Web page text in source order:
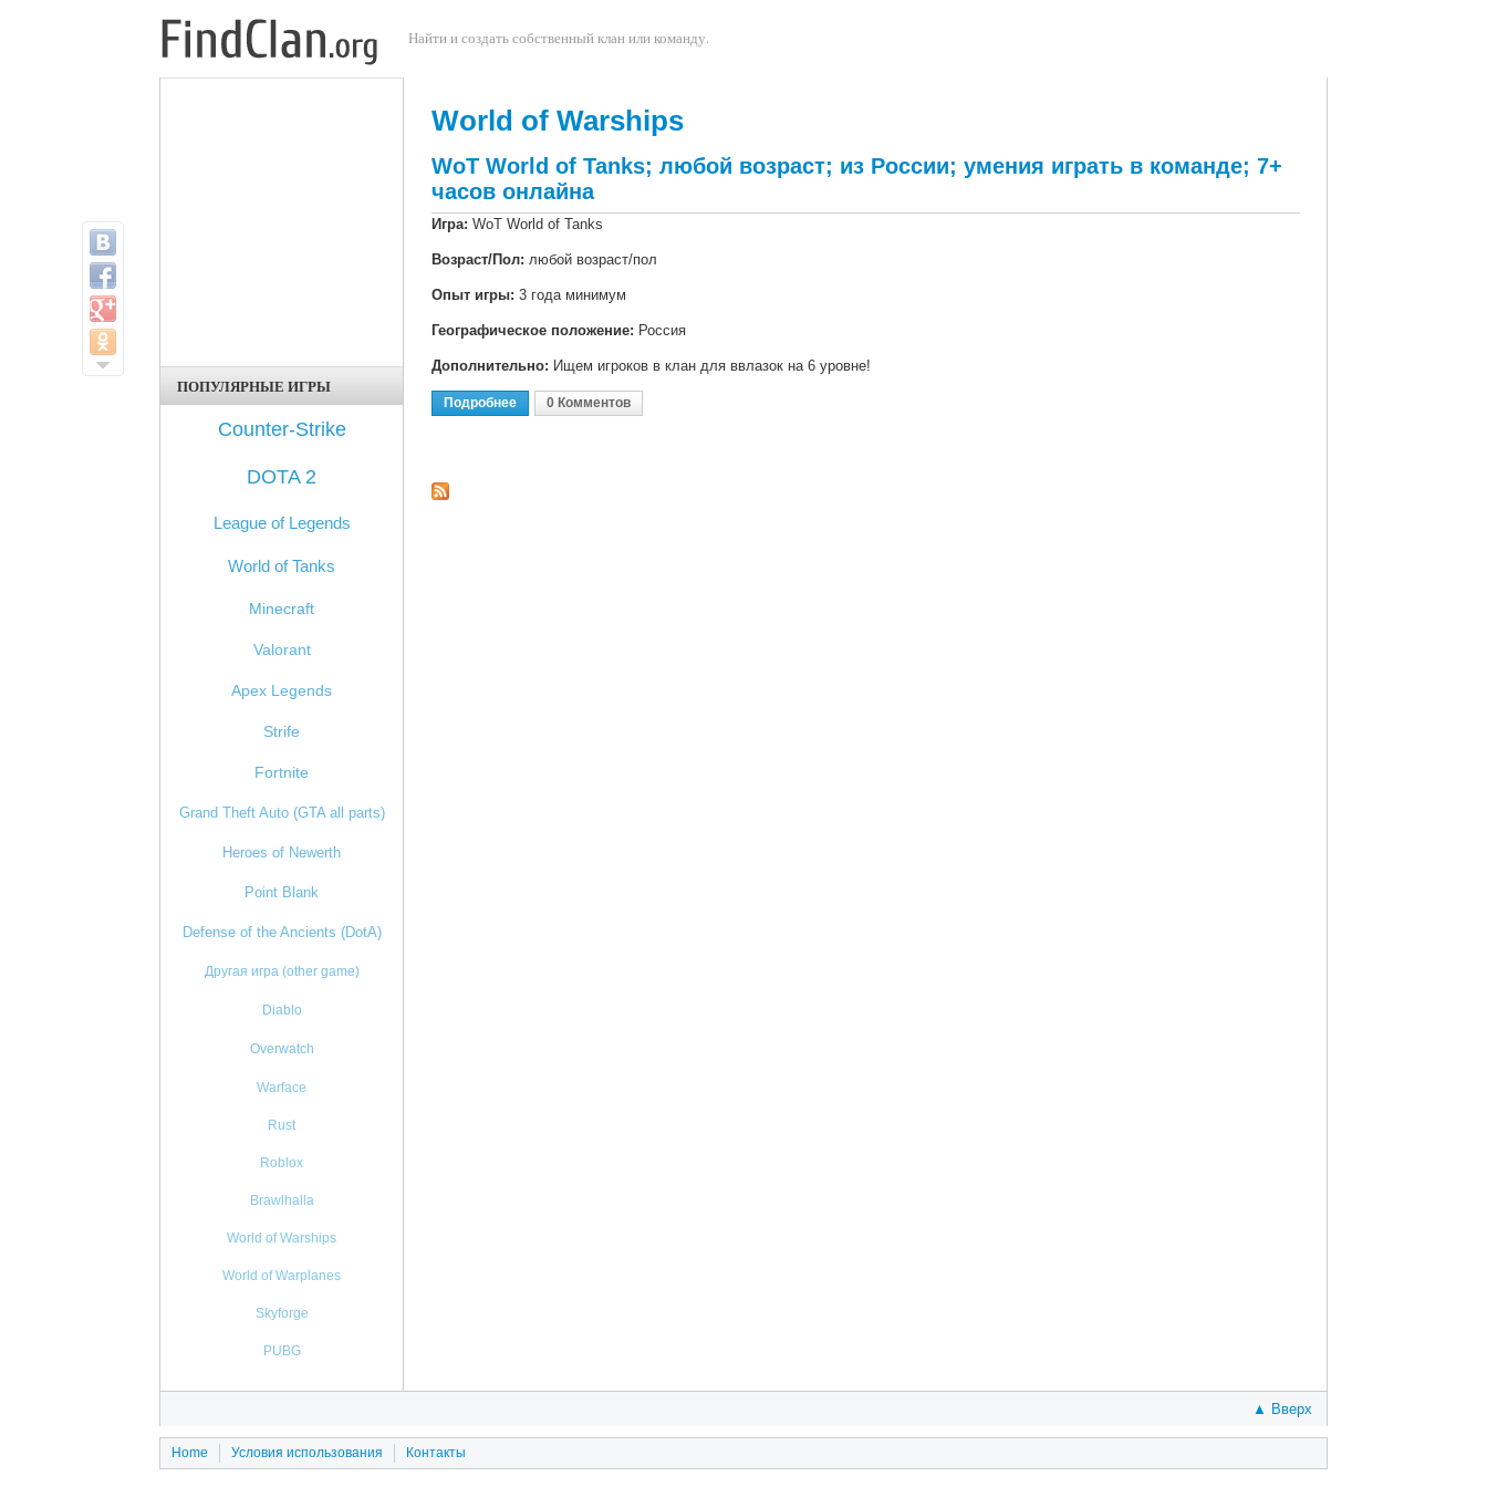
Найти и создать собственный клан или команду.
World of Warships
WoT World of Tanks; любой возраст; из России; умения играть в команде; 7+
часов онлайна
Игра: WoT World of Tanks
Возраст/Пол: любой возраст/пол
Опыт игры: 3 года минимум
Географическое положение: Россия
Дополнительно: Ищем игроков в клан для ввлазок на 6 уровне!
Подробнее О WoT World Of Tanks; Любой Возраст; Из России; Умения Играть В Команде; 7+ Часов Онлайна
0 Комментов
ПОПУЛЯРНЫЕ ИГРЫ
Counter-Strike
DOTA 2
League of Legends
World of Tanks
Minecraft
Valorant
Apex Legends
Strife
Fortnite
Grand Theft Auto (GTA all parts)
Heroes of Newerth
Point Blank
Defense of the Ancients (DotA)
Другая игра (other game)
Diablo
Overwatch
Warface
Rust
Roblox
Brawlhalla
World of Warships
World of Warplanes
Skyforge
PUBG
▲ Вверх
Home Условия использования Контакты